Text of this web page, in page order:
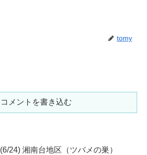
tomy
コメントを書き込む
(6/24) 湘南台地区（ツバメの巣）